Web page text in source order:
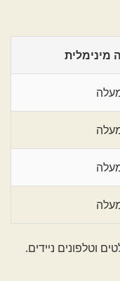
מינימלית
וטלפונים ניידים.